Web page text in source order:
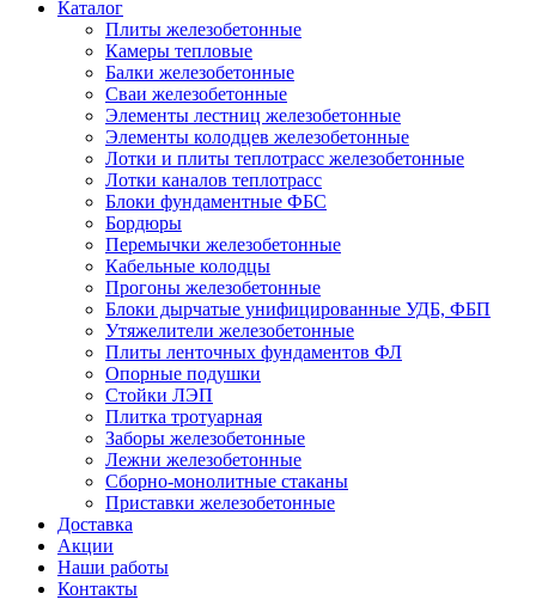
Каталог
Плиты железобетонные
Камеры тепловые
Балки железобетонные
Сваи железобетонные
Элементы лестниц железобетонные
Элементы колодцев железобетонные
Лотки и плиты теплотрасс железобетонные
Лотки каналов теплотрасс
Блоки фундаментные ФБС
Бордюры
Перемычки железобетонные
Кабельные колодцы
Прогоны железобетонные
Блоки дырчатые унифицированные УДБ, ФБП
Утяжелители железобетонные
Плиты ленточных фундаментов ФЛ
Опорные подушки
Стойки ЛЭП
Плитка тротуарная
Заборы железобетонные
Лежни железобетонные
Сборно-монолитные стаканы
Приставки железобетонные
Доставка
Акции
Наши работы
Контакты